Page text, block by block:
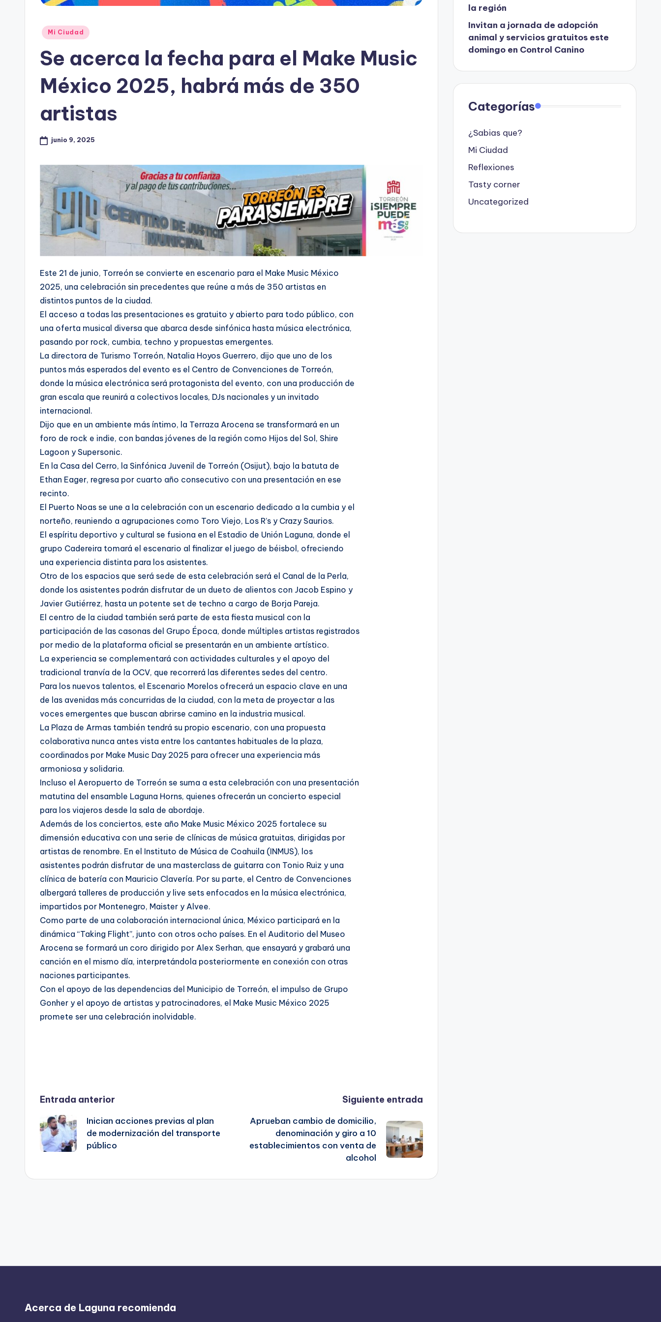
Publicado
Mi Ciudad
Se acerca la fecha para el Make Music
México 2025, habrá más de 350
artistas
junio 9, 2025
Este 21 de junio, Torreón se convierte en escenario para el Make Music México
2025, una celebración sin precedentes que reúne a más de 350 artistas en
distintos puntos de la ciudad.
El acceso a todas las presentaciones es gratuito y abierto para todo público, con
una oferta musical diversa que abarca desde sinfónica hasta música electrónica,
pasando por rock, cumbia, techno y propuestas emergentes.
La directora de Turismo Torreón, Natalia Hoyos Guerrero, dijo que uno de los
puntos más esperados del evento es el Centro de Convenciones de Torreón,
donde la música electrónica será protagonista del evento, con una producción de
gran escala que reunirá a colectivos locales, DJs nacionales y un invitado
internacional.
Dijo que en un ambiente más íntimo, la Terraza Arocena se transformará en un
foro de rock e indie, con bandas jóvenes de la región como Hijos del Sol, Shire
Lagoon y Supersonic.
En la Casa del Cerro, la Sinfónica Juvenil de Torreón (Osijut), bajo la batuta de
Ethan Eager, regresa por cuarto año consecutivo con una presentación en ese
recinto.
El Puerto Noas se une a la celebración con un escenario dedicado a la cumbia y el
norteño, reuniendo a agrupaciones como Toro Viejo, Los R’s y Crazy Saurios.
El espíritu deportivo y cultural se fusiona en el Estadio de Unión Laguna, donde el
grupo Cadereira tomará el escenario al finalizar el juego de béisbol, ofreciendo
una experiencia distinta para los asistentes.
Otro de los espacios que será sede de esta celebración será el Canal de la Perla,
donde los asistentes podrán disfrutar de un dueto de alientos con Jacob Espino y
Javier Gutiérrez, hasta un potente set de techno a cargo de Borja Pareja.
El centro de la ciudad también será parte de esta fiesta musical con la
participación de las casonas del Grupo Época, donde múltiples artistas registrados
por medio de la plataforma oficial se presentarán en un ambiente artístico.
La experiencia se complementará con actividades culturales y el apoyo del
tradicional tranvía de la OCV, que recorrerá las diferentes sedes del centro.
Para los nuevos talentos, el Escenario Morelos ofrecerá un espacio clave en una
de las avenidas más concurridas de la ciudad, con la meta de proyectar a las
voces emergentes que buscan abrirse camino en la industria musical.
La Plaza de Armas también tendrá su propio escenario, con una propuesta
colaborativa nunca antes vista entre los cantantes habituales de la plaza,
coordinados por Make Music Day 2025 para ofrecer una experiencia más
armoniosa y solidaria.
Incluso el Aeropuerto de Torreón se suma a esta celebración con una presentación
matutina del ensamble Laguna Horns, quienes ofrecerán un concierto especial
para los viajeros desde la sala de abordaje.
Además de los conciertos, este año Make Music México 2025 fortalece su
dimensión educativa con una serie de clínicas de música gratuitas, dirigidas por
artistas de renombre. En el Instituto de Música de Coahuila (INMUS), los
asistentes podrán disfrutar de una masterclass de guitarra con Tonio Ruiz y una
clínica de batería con Mauricio Clavería. Por su parte, el Centro de Convenciones
albergará talleres de producción y live sets enfocados en la música electrónica,
impartidos por Montenegro, Maister y Alvee.
Como parte de una colaboración internacional única, México participará en la
dinámica “Taking Flight”, junto con otros ocho países. En el Auditorio del Museo
Arocena se formará un coro dirigido por Alex Serhan, que ensayará y grabará una
canción en el mismo día, interpretándola posteriormente en conexión con otras
naciones participantes.
Con el apoyo de las dependencias del Municipio de Torreón, el impulso de Grupo
Gonher y el apoyo de artistas y patrocinadores, el Make Music México 2025
promete ser una celebración inolvidable.
Navegación
de
entradas
Entrada anterior
Inician acciones previas al plan
de modernización del transporte
público
Siguiente entrada
Aprueban cambio de domicilio,
denominación y giro a 10
establecimientos con venta de
alcohol
la región
Invitan a jornada de adopción
animal y servicios gratuitos este
domingo en Control Canino
Categorías
¿Sabias que?
Mi Ciudad
Reflexiones
Tasty corner
Uncategorized
Acerca de Laguna recomienda